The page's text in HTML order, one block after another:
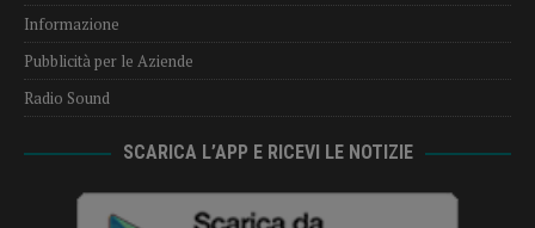
Informazione
Pubblicità per le Aziende
Radio Sound
SCARICA L’APP E RICEVI LE NOTIZIE